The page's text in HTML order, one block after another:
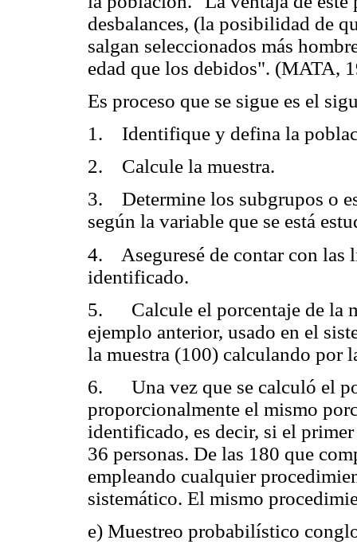
desbalances, (la posibilidad de
salgan seleccionados más
edad que los debidos". (MATA,
Es proceso que se sigue es el
1. Identifique y defina la
2. Calcule la muestra.
3. Determine los subgrupos o
según la variable que se está
4. Aseguresé de contar con las
identificado.
5. Calcule el porcentaje de la
ejemplo anterior, usado en el
la muestra (100) calculando por
6. Una vez que se calculó el
proporcionalmente el mismo
identificado, es decir, si el
36 personas. De las 180 que
empleando cualquier
sistemático. El mismo
e) Muestreo probabilístico